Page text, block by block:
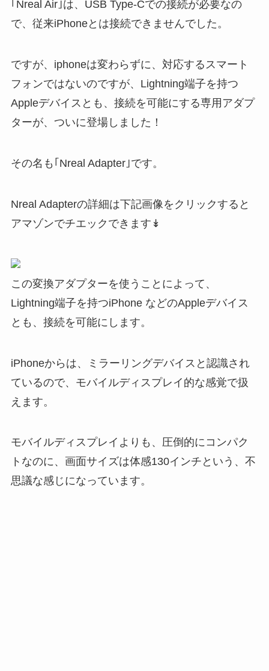
｢Nreal Air｣は、USB Type-Cでの接続が必要なの
で、従来iPhoneとは接続できませんでした。
ですが、iphoneは変わらずに、対応するスマート
フォンではないのですが、Lightning端子を持つ
Appleデバイスとも、接続を可能にする専用アダプ
ターが、ついに登場しました！
その名も｢Nreal Adapter｣です。
Nreal Adapterの詳細は下記画像をクリックすると
アマゾンでチエックできます↡
この変換アダプターを使うことによって、
Lightning端子を持つiPhone などのAppleデバイス
とも、接続を可能にします。
iPhoneからは、ミラーリングデバイスと認識され
ているので、モバイルディスプレイ的な感覚で扱
えます。
モバイルディスプレイよりも、圧倒的にコンパク
トなのに、画面サイズは体感130インチという、不
思議な感じになっています。